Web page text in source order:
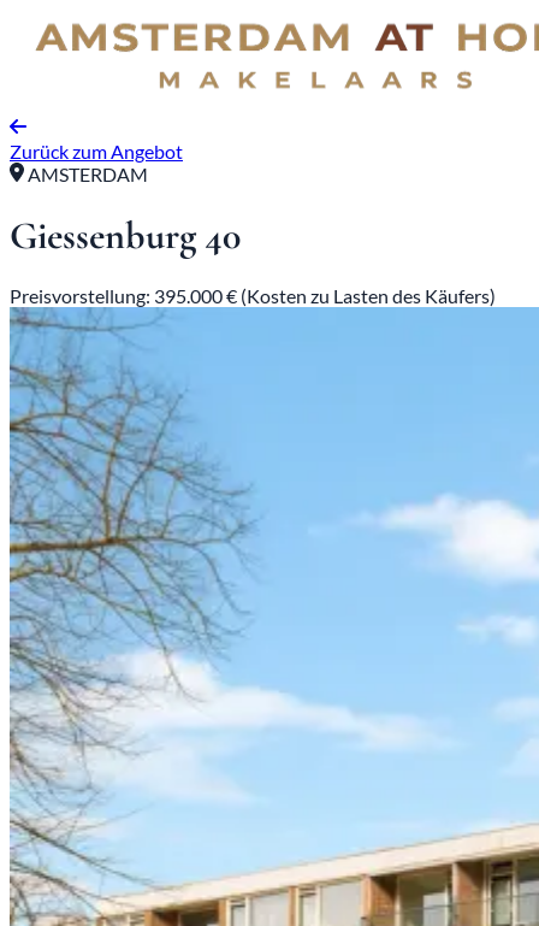
Zurück zum Angebot
AMSTERDAM
Giessenburg 40
Preisvorstellung: 395.000 € (Kosten zu Lasten des Käufers)